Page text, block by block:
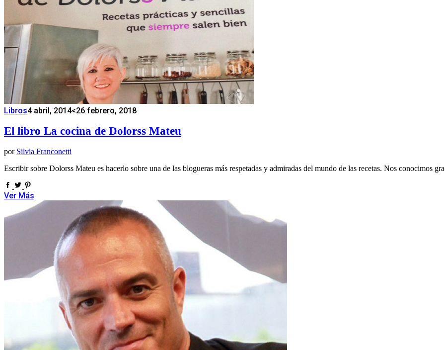
Libros4 abril, 2014<26 febrero, 2018
El libro La cocina de Dolorss Mateu
por Silvia Franconetti
Escribir sobre Dolorss Mateu es hacerlo sobre una de las blogueras más respetadas y admiradas del mundo de las recetas. Nos conocimos
Ver Más